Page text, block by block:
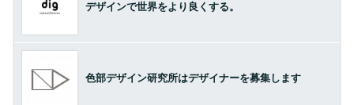
デザインで世界をより良くする。
色部デザイン研究所はデザイナーを募集します